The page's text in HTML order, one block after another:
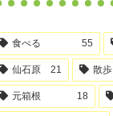
食べる 55
仙石原 21 散歩
元箱根 18